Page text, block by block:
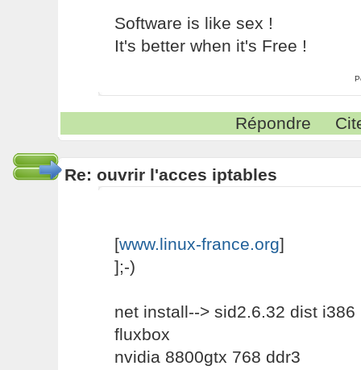
Software is like sex !
It's better when it's Free !
Répondre
Re: ouvrir l'acces iptables
[www.linux-france.org]
];-)
net install--> sid2.6.32 dist i386
fluxbox
nvidia 8800gtx 768 ddr3